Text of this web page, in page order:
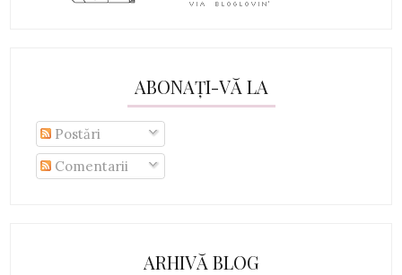
ABONAȚI-VĂ LA
Postări
Comentarii
ARHIVĂ BLOG